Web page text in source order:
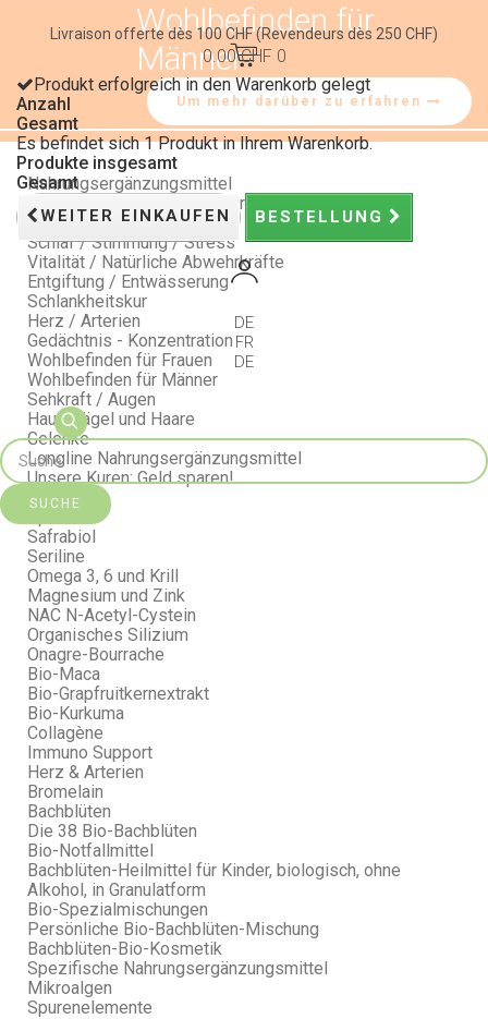
Livraison offerte dès 100 CHF(Revendeurs dès 250 CHF)
0.00 CHF 0
Produkt erfolgreich in den Warenkorb gelegt
Anzahl
Gesamt
Es befindet sich 1 Produkt in Ihrem Warenkorb.
Produkte insgesamt
Gesamt
WEITER EINKAUFEN BESTELLUNG
DE
FR
DE
SUCHE
Wohlbefinden für
Männer
Um mehr darüber zu erfahren
Nahrungsergänzungsmittel
Natürliche Reaktionen auf Ihre Beschwerden
Verdauung / Darmpassage
Schlaf / Stimmung / Stress
Vitalität / Natürliche Abwehrkräfte
Entgiftung / Entwässerung
Schlankheitskur
Herz / Arterien
Gedächtnis - Konzentration
Wohlbefinden für Frauen
Wohlbefinden für Männer
Sehkraft / Augen
Haut, Nägel und Haare
Gelenke
Longline Nahrungsergänzungsmittel
Unsere Kuren: Geld sparen!
Probiotika
Safrabiol
Seriline
Omega 3, 6 und Krill
Magnesium und Zink
NAC N-Acetyl-Cystein
Organisches Silizium
Onagre-Bourrache
Bio-Maca
Bio-Grapfruitkernextrakt
Bio-Kurkuma
Collagène
Immuno Support
Herz & Arterien
Bromelain
Bachblüten
Die 38 Bio-Bachblüten
Bio-Notfallmittel
Bachblüten-Heilmittel für Kinder, biologisch, ohne
Alkohol, in Granulatform
Bio-Spezialmischungen
Persönliche Bio-Bachblüten-Mischung
Bachblüten-Bio-Kosmetik
Spezifische Nahrungsergänzungsmittel
Mikroalgen
Spurenelemente